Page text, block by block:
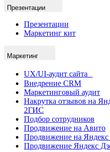
Презентации
Презентации
Маркетинг кит
Маркетинг
UX/UI-аудит сайта
Внедрение CRM
Маркетинговый аудит
Накрутка отзывов на
2ГИС
Подбор сотрудников
Продвижение на Авито
Продвижение на Яндекс
Продвижение Яндекс